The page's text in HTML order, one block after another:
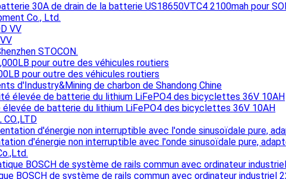
30A de drain de la batterie US18650VTC4 2100mah pour
Co., Ltd.
STOCON.
pour outre des véhicules routiers
d'Industry&Mining de charbon de Shandong Chine
de batterie du lithium LiFePO4 des bicyclettes 36V 10AH
d'énergie non interruptible avec l'onde sinusoïdale pure,
BOSCH de système de rails commun avec ordinateur industriel